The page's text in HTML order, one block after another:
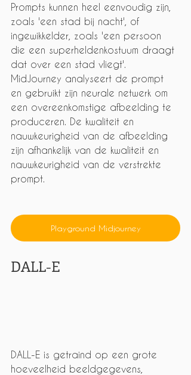
Prompts kunnen heel eenvoudig zijn,
zoals 'een stad bij nacht', of
ingewikkelder, zoals 'een persoon
die een superheldenkostuum draagt
dat over een stad vliegt'.
MidJourney analyseert de prompt
en gebruikt zijn neurale netwerk om
een overeenkomstige afbeelding te
produceren. De kwaliteit en
nauwkeurigheid van de afbeelding
zijn afhankelijk van de kwaliteit en
nauwkeurigheid van de verstrekte
prompt.
Playground Midjourney
DALL-E
DALL-E is getraind op een grote
hoeveelheid beeldgegevens,